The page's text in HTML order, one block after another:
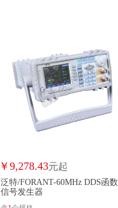
￥ 9,278.43元起
泛特/FORANT-60MHz DDS函数
信号发生器